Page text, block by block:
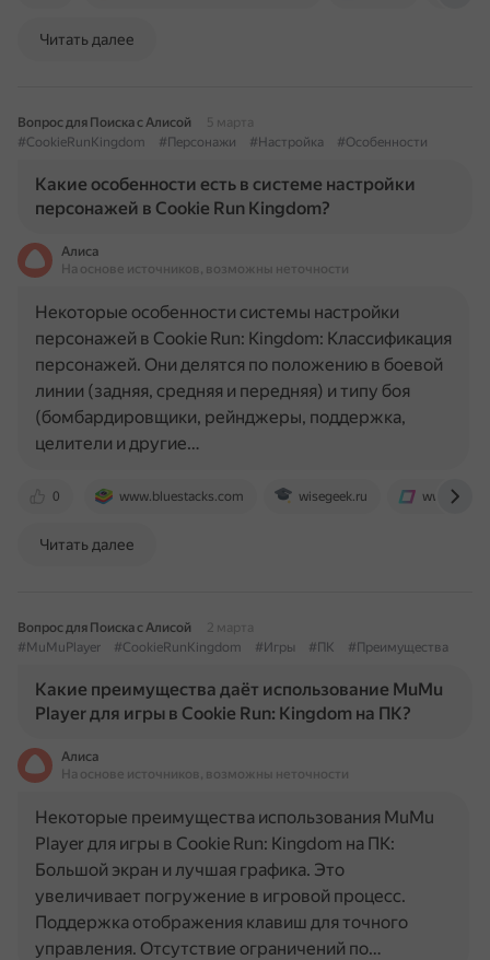
Читать далее
Вопрос для Поиска с Алисой
5 марта
#CookieRunKingdom
#Персонажи #Настройка #Особенности
Какие особенности есть в системе настройки
персонажей в Cookie Run Kingdom?
Алиса
На основе источников, возможны неточности
0 www.bluestacks.com wisegeek.ru
Некоторые особенности системы настройки
персонажей в Cookie Run: Kingdom: Классификация
персонажей. Они делятся по положению в боевой
линии (задняя, средняя и передняя) и типу боя
(бомбардировщики, рейнджеры, поддержка,
целители и другие…
Читать далее
Вопрос для Поиска с Алисой
2 марта
#MuMuPlayer
#CookieRunKingdom #Игры #ПК #Преимущества
Какие преимущества даёт использование MuMu
Player для игры в Cookie Run: Kingdom на ПК?
Алиса
На основе источников, возможны неточности
Некоторые преимущества использования MuMu
Player для игры в Cookie Run: Kingdom на ПК:
Большой экран и лучшая графика. Это
увеличивает погружение в игровой процесс.
Поддержка отображения клавиш для точного
управления. Отсутствие ограничений по…